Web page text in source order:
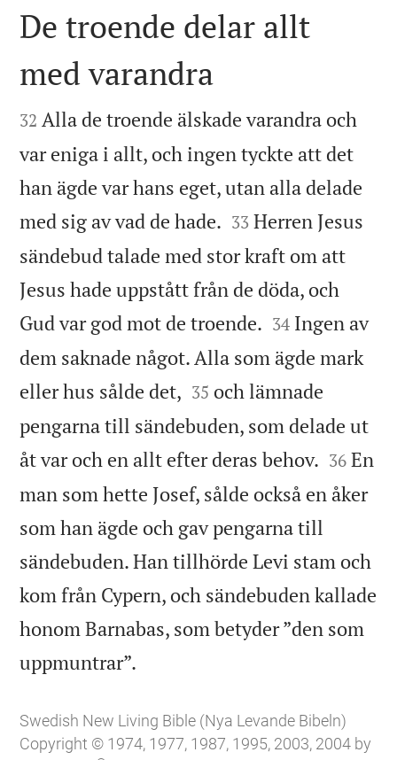

De troende delar allt
med varandra

32 Alla de troende älskade varandra och
var eniga i allt, och ingen tyckte att det
han ägde var hans eget, utan alla delade
med sig av vad de hade. 

33 Herren Jesus
sändebud talade med stor kraft om att
Jesus hade uppstått från de döda, och
Gud var god mot de troende. 

34 Ingen av
dem saknade något. Alla som ägde mark
eller hus sålde det, 

35 och lämnade
pengarna till sändebuden, som delade ut
åt var och en allt efter deras behov. 

36 En
man som hette Josef, sålde också en åker
som han ägde och gav pengarna till
sändebuden. Han tillhörde Levi stam och
kom från Cypern, och sändebuden kallade
honom Barnabas, som betyder ”den som
uppmuntrar”.
Swedish New Living Bible (Nya Levande Bibeln)
Copyright © 1974, 1977, 1987, 1995, 2003, 2004 by